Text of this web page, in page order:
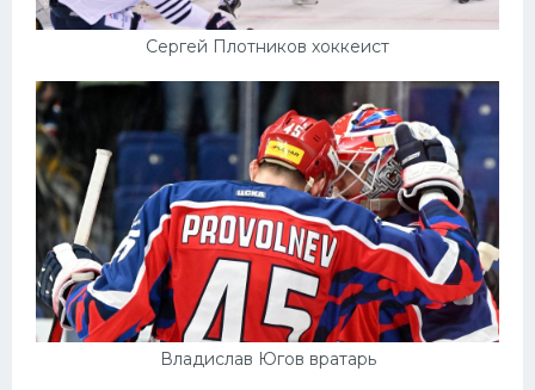
Сергей Плотников хоккеист
Владислав Югов вратарь